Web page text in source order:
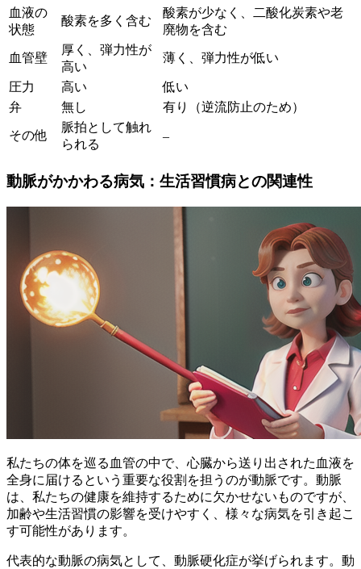
血液の
状態
酸素を多く含む
酸素が少なく、二酸化炭素や老
廃物を含む
血管壁
厚く、弾力性が
高い
薄く、弾力性が低い
圧力 高い
低い
弁
無し 有り（逆流防止のため）
その他
脈拍として触れ
られる
–
動脈がかかわる病気：生活習慣病との関連性
私たちの体を巡る血管の中で、心臓から送り出された血液を
全身に届けるという重要な役割を担うのが動脈です。動脈
は、私たちの健康を維持するために欠かせないものですが、
加齢や生活習慣の影響を受けやすく、様々な病気を引き起こ
す可能性があります。
代表的な動脈の病気として、動脈硬化症が挙げられます。動